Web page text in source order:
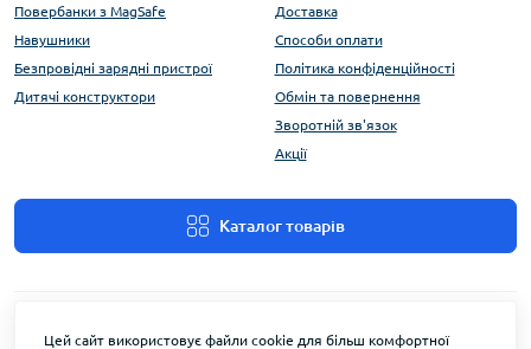
Повербанки з MagSafe
Навушники
Безпровідні зарядні пристрої
Дитячі конструктори
Доставка
Способи оплати
Політика конфіденційності
Обмін та повернення
Зворотній зв'язок
Акції
Каталог товарів
Цей сайт використовує файли cookie для більш комфортної